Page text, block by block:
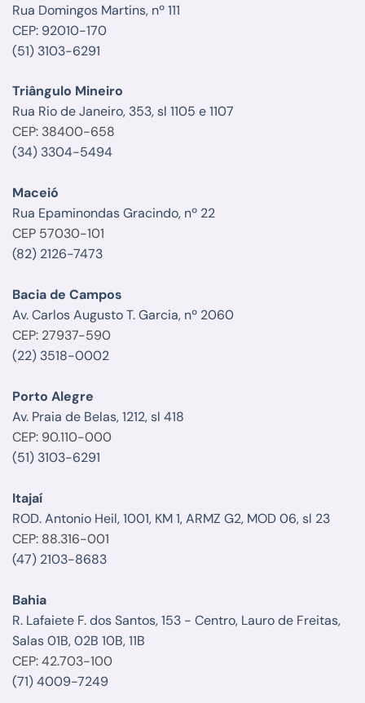
Rua Domingos Martins, nº 111
CEP: 92010-170
(51) 3103-6291
Triângulo Mineiro
Rua Rio de Janeiro, 353, sl 1105 e 1107
CEP: 38400-658
(34) 3304-5494
Maceió
Rua Epaminondas Gracindo, nº 22
CEP 57030-101
(82) 2126-7473
Bacia de Campos
Av. Carlos Augusto T. Garcia, nº 2060
CEP: 27937-590
(22) 3518-0002
Porto Alegre
Av. Praia de Belas, 1212, sl 418
CEP: 90.110-000
(51) 3103-6291
Itajaí
ROD. Antonio Heil, 1001, KM 1, ARMZ G2, MOD 06, sl 23
CEP: 88.316-001
(47) 2103-8683
Bahia
R. Lafaiete F. dos Santos, 153 - Centro, Lauro de Freitas,
Salas 01B, 02B 10B, 11B
CEP: 42.703-100
(71) 4009-7249